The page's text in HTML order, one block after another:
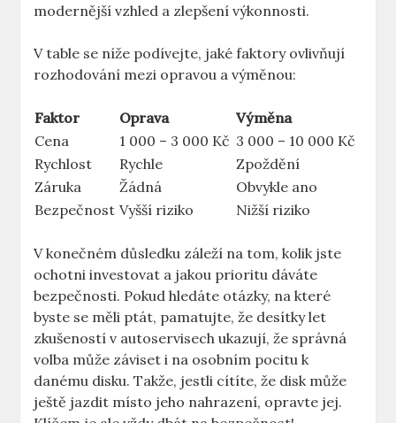
modernější vzhled a zlepšení⁣ výkonnosti.
V table se ⁢níže ⁢podívejte, ‍jaké faktory ovlivňují
rozhodování mezi opravou a výměnou:
Faktor Oprava
Výměna
Cena
1 000 – 3 000 Kč 3 000 – 10 000 Kč
Rychlost
Rychle
Zpoždění
Záruka
Žádná
Obvykle ano
Bezpečnost Vyšší riziko Nižší riziko
V konečném důsledku záleží na tom, kolik jste
ochotni investovat a jakou prioritu dáváte
bezpečnosti. Pokud hledáte otázky, na které
byste se měli ptát, pamatujte, ​že desítky let
zkušeností v autoservisech ukazují, že správná
volba‌ může záviset i na osobním⁢ pocitu​ k
danému disku. Takže, jestli cítíte, že disk může
ještě jazdit místo jeho nahrazení, ⁣opravte‍ jej.‍